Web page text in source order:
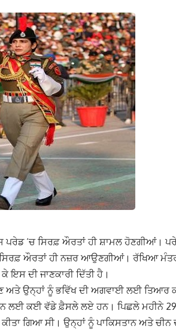
ਪਰੇਡ ‘ਚ ਸਿਰਫ਼ ਔਰਤਾਂ ਹੀ ਸ਼ਾਮਲ ਹੋਣਗੀਆਂ।
ਔਰਤਾਂ ਹੀ ਨਜ਼ਰ ਆਉਣਗੀਆਂ। ਰੱਖਿਆ
ਇਸ ਦੀ ਜਾਣਕਾਰੀ ਦਿੱਤੀ ਹੈ।
ਅਤੇ ਉਨ੍ਹਾਂ ਨੂੰ ਭਵਿੱਖ ਦੀ ਅਗਵਾਈ ਲਈ
ਲਈ ਕਈ ਵੱਡੇ ਫ਼ੈਸਲੇ ਲਏ ਹਨ। ਪਿਛਲੇ ਮਹੀਨੇ
ਗਿਆ ਸੀ। ਉਨ੍ਹਾਂ ਨੂੰ ਪਾਕਿਸਤਾਨ ਅਤੇ ਚੀਨ